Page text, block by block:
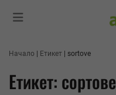
Начало Етикет sortove
Етикет: сортове